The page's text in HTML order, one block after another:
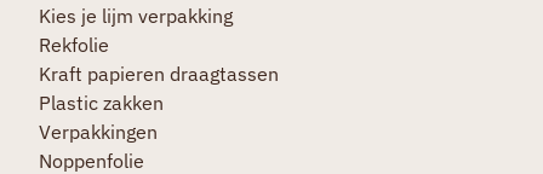
Kies je lijm verpakking
Rekfolie
Kraft papieren draagtassen
Plastic zakken
Verpakkingen
Noppenfolie